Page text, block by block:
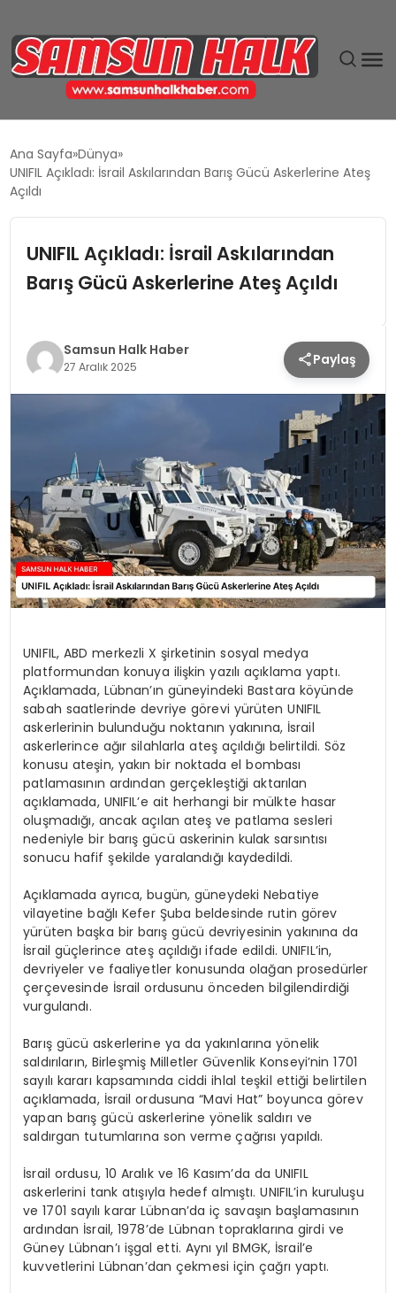
EĞITIM
GÜNDEM
SIYASET
TEKNOLOJI
YAŞAM
Ana Sayfa Dünya
UNIFIL Açıkladı: İsrail Askılarından Barış Gücü Askerlerine Ateş
Açıldı
UNIFIL Açıkladı: İsrail Askılarından
Barış Gücü Askerlerine Ateş Açıldı
Samsun Halk Haber
27 Aralık 2025 Paylaş
UNIFIL, ABD merkezli X şirketinin sosyal medya
platformundan konuya ilişkin yazılı açıklama yaptı.
Açıklamada, Lübnan’ın güneyindeki Bastara köyünde
sabah saatlerinde devriye görevi yürüten UNIFIL
askerlerinin bulunduğu noktanın yakınına, İsrail
askerlerince ağır silahlarla ateş açıldığı belirtildi. Söz
konusu ateşin, yakın bir noktada el bombası
patlamasının ardından gerçekleştiği aktarılan
açıklamada, UNIFIL’e ait herhangi bir mülkte hasar
oluşmadığı, ancak açılan ateş ve patlama sesleri
nedeniyle bir barış gücü askerinin kulak sarsıntısı
sonucu hafif şekilde yaralandığı kaydedildi.
Açıklamada ayrıca, bugün, güneydeki Nebatiye
vilayetine bağlı Kefer Şuba beldesinde rutin görev
yürüten başka bir barış gücü devriyesinin yakınına da
İsrail güçlerince ateş açıldığı ifade edildi. UNIFIL’in,
devriyeler ve faaliyetler konusunda olağan prosedürler
çerçevesinde İsrail ordusunu önceden bilgilendirdiği
vurgulandı.
Barış gücü askerlerine ya da yakınlarına yönelik
saldırıların, Birleşmiş Milletler Güvenlik Konseyi’nin 1701
sayılı kararı kapsamında ciddi ihlal teşkil ettiği belirtilen
açıklamada, İsrail ordusuna “Mavi Hat” boyunca görev
yapan barış gücü askerlerine yönelik saldırı ve
saldırgan tutumlarına son verme çağrısı yapıldı.
İsrail ordusu, 10 Aralık ve 16 Kasım’da da UNIFIL
askerlerini tank atışıyla hedef almıştı. UNIFIL’in kuruluşu
ve 1701 sayılı karar Lübnan’da iç savaşın başlamasının
ardından İsrail, 1978’de Lübnan topraklarına girdi ve
Güney Lübnan’ı işgal etti. Aynı yıl BMGK, İsrail’e
kuvvetlerini Lübnan’dan çekmesi için çağrı yaptı.